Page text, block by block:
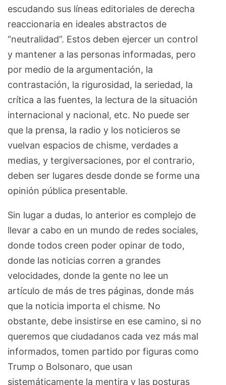
escudando sus líneas editoriales de derecha
reaccionaria en ideales abstractos de
“neutralidad”. Estos deben ejercer un control
y mantener a las personas informadas, pero
por medio de la argumentación, la
contrastación, la rigurosidad, la seriedad, la
crítica a las fuentes, la lectura de la situación
internacional y nacional, etc. No puede ser
que la prensa, la radio y los noticieros se
vuelvan espacios de chisme, verdades a
medias, y tergiversaciones, por el contrario,
deben ser lugares desde donde se forme una
opinión pública presentable.
Sin lugar a dudas, lo anterior es complejo de
llevar a cabo en un mundo de redes sociales,
donde todos creen poder opinar de todo,
donde las noticias corren a grandes
velocidades, donde la gente no lee un
artículo de más de tres páginas, donde más
que la noticia importa el chisme. No
obstante, debe insistirse en ese camino, si no
queremos que ciudadanos cada vez más mal
informados, tomen partido por figuras como
Trump o Bolsonaro, que usan
sistemáticamente la mentira y las posturas